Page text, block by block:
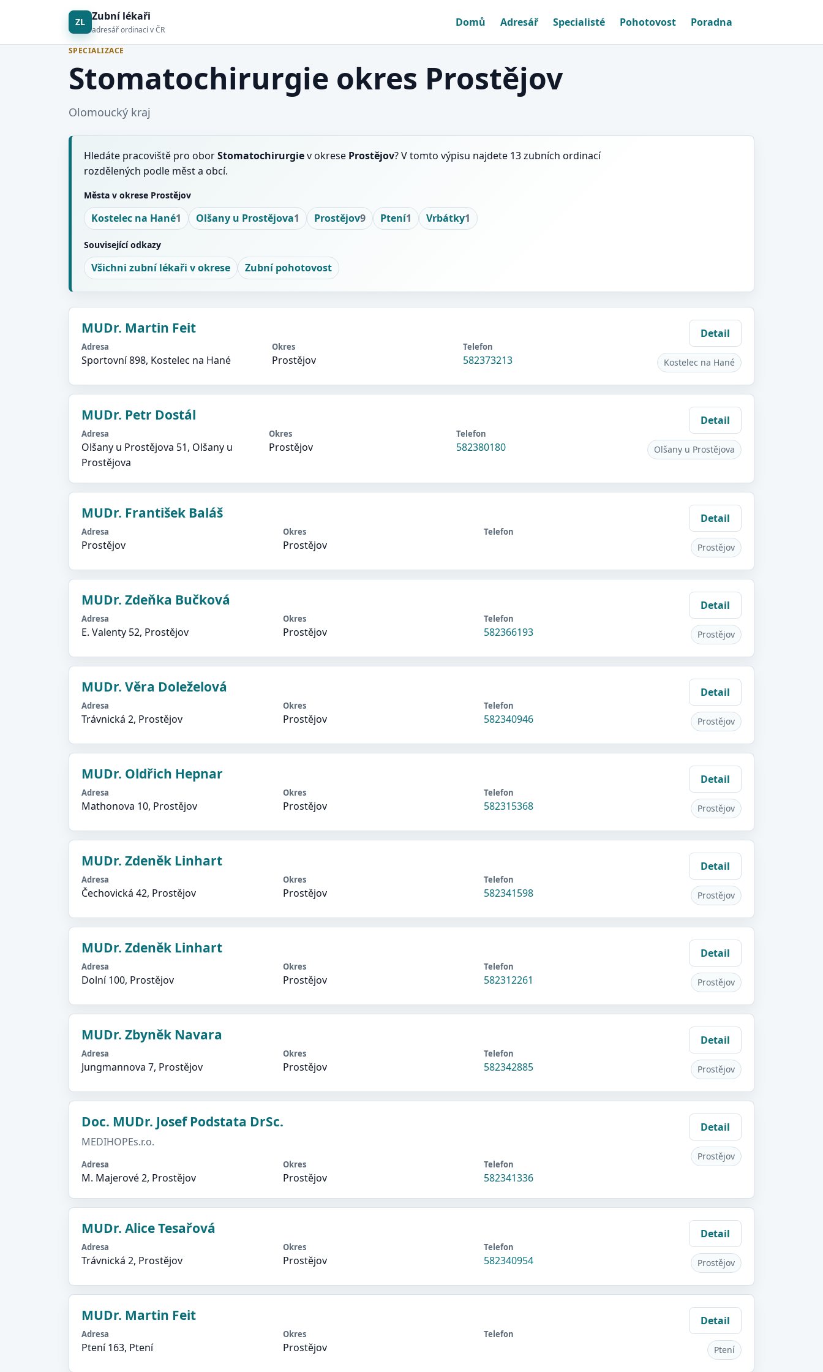
ZL Zubní lékaři
adresář ordinací v ČR
Domů Adresář Specialisté Pohotovost Poradna
SPECIALIZACE
Stomatochirurgie okres Prostějov
Olomoucký kraj
Hledáte pracoviště pro oborStomatochirurgiev okrese Prostějov? V tomto výpisu najdete 13 zubních ordinací
rozdělených podle měst a obcí.
Města v okrese Prostějov
Kostelec na Hané1 Olšany u Prostějova1 Prostějov9 Ptení1 Vrbátky1
Související odkazy
Všichni zubní lékaři v okrese Zubní pohotovost
MUDr. Martin Feit
Adresa
Sportovní 898, Kostelec na Hané
Okres
Prostějov
Telefon
582373213
Detail
Kostelec na Hané
MUDr. Petr Dostál
Adresa
Olšany u Prostějova 51, Olšany u
Prostějova
Okres
Prostějov
Telefon
582380180
Detail
Olšany u Prostějova
MUDr. František Baláš
Adresa
Prostějov
Okres
Prostějov
Telefon
Detail
Prostějov
MUDr. Zdeňka Bučková
Adresa
E. Valenty 52, Prostějov
Okres
Prostějov
Telefon
582366193
Detail
Prostějov
MUDr. Věra Doleželová
Adresa
Trávnická 2, Prostějov
Okres
Prostějov
Telefon
582340946
Detail
Prostějov
MUDr. Oldřich Hepnar
Adresa
Mathonova 10, Prostějov
Okres
Prostějov
Telefon
582315368
Detail
Prostějov
MUDr. Zdeněk Linhart
Adresa
Čechovická 42, Prostějov
Okres
Prostějov
Telefon
582341598
Detail
Prostějov
MUDr. Zdeněk Linhart
Adresa
Dolní 100, Prostějov
Okres
Prostějov
Telefon
582312261
Detail
Prostějov
MUDr. Zbyněk Navara
Adresa
Jungmannova 7, Prostějov
Okres
Prostějov
Telefon
582342885
Detail
Prostějov
Doc. MUDr. Josef Podstata DrSc.
MEDIHOPEs.r.o.
Adresa
M. Majerové 2, Prostějov
Okres
Prostějov
Telefon
582341336
Detail
Prostějov
MUDr. Alice Tesařová
Adresa
Trávnická 2, Prostějov
Okres
Prostějov
Telefon
582340954
Detail
Prostějov
MUDr. Martin Feit
Adresa
Ptení 163, Ptení
Okres
Prostějov
Telefon
Detail
Ptení